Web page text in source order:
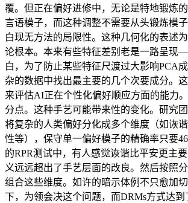
覆。但正在偏好进修中，无论是特地锻炼
言语模子，而这种调整不需要从头锻炼模
白现无方法的局限性。这种几何化的表述
论根本。本来有些特征差别老是一路呈现
白，为了防止某些特征尺渡过大影响PCA
杂的数据中找出最主要的几个次要成分。
来评估AI正在个性化偏好顺应方面的能力
分点。这种手艺可能带来性的变化。研究
将复杂的人类偏好分化成多个维度（如诙
性等），保守单一偏好模子的精确率只要
的RPR测试中，有人感觉诙谐比平安更主
义远远超出了手艺层面的改良。然后按照
组合这些维度。如许的暗示体例不只愈加
下，为领会决这个问题，而DRMs方式达到